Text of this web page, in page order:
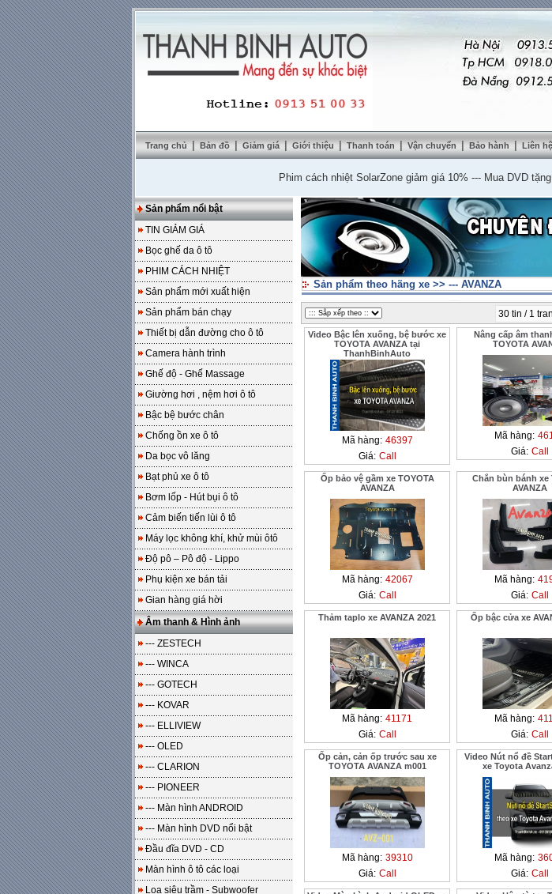
Trang chủ | Bản đồ | Giảm giá | Giới thiệu | Thanh toán | Vận chuyển | Bảo hành | Liên
Phim cách nhiệt SolarZone giảm giá 10%---Mua DVD tặng
Sản phẩm nổi bật
TIN GIẢM GIÁ
Bọc ghế da ô tô
PHIM CÁCH NHIỆT
Sản phẩm mới xuất hiện
Sản phẩm bán chạy
Thiết bị dẫn đường cho ô tô
Camera hành trình
Ghế độ - Ghế Massage
Giường hơi , nệm hơi ô tô
Bậc bệ bước chân
Chống ồn xe ô tô
Da bọc vô lăng
Bạt phủ xe ô tô
Bơm lốp - Hút bụi ô tô
Cảm biến tiến lùi ô tô
Máy lọc không khí, khử mùi ôtô
Độ pô – Pô độ - Lippo
Phụ kiện xe bán tải
Gian hàng giá hời
Âm thanh & Hình ảnh
--- ZESTECH
--- WINCA
--- GOTECH
--- KOVAR
--- ELLIVIEW
--- OLED
--- CLARION
--- PIONEER
--- Màn hình ANDROID
--- Màn hình DVD nổi bật
Đầu đĩa DVD - CD
Màn hình ô tô các loại
Loa siêu trầm - Subwoofer
Sản phẩm theo hãng xe >> --- AVANZA
30 tin / 1
Video Bậc lên xuống, bệ bước xe
TOYOTA AVANZA tại
ThanhBinhAuto
Mã hàng: 46397
Giá: Call
Nâng cấp âm
TOYOTA
Mã hàng:
Giá: Call
Ốp bảo vệ gầm xe TOYOTA
AVANZA
Mã hàng: 42067
Giá: Call
Chắn bùn bánh xe
AVANZA
Mã hàng:
Giá: Call
Thảm taplo xe AVANZA 2021
Mã hàng: 41171
Giá: Call
Ốp bậc cửa xe
Mã hàng:
Giá: Call
Ốp cản, cản ốp trước sau xe
TOYOTA AVANZA m001
Mã hàng: 39310
Giá: Call
Video Nút nổ đề
xe Toyota
Mã hàng:
Giá: Call